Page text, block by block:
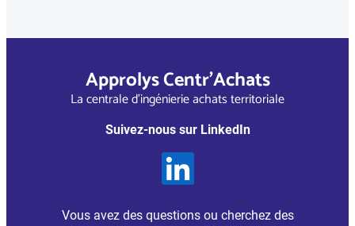
Approlys Centr’Achats
La centrale d’ingénierie achats territoriale
Suivez-nous sur LinkedIn
Vous avez des questions ou cherchez des